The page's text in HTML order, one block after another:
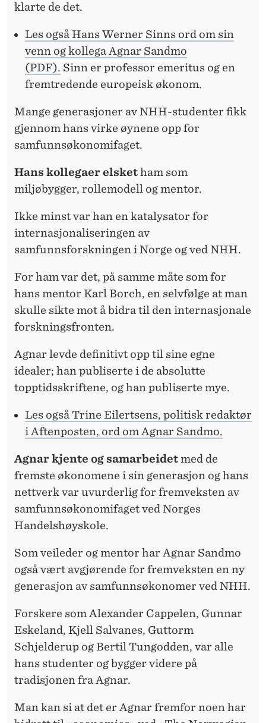
klarte de det.
Les også Hans Werner Sinns ord om sin
venn og kollega Agnar Sandmo
(PDF). Sinn er professor emeritus og en
fremtredende europeisk økonom.
Mange generasjoner av NHH-studenter fikk
gjennom hans virke øynene opp for
samfunnsøkonomifaget.
Hans kollegaer elsketham som
miljøbygger, rollemodell og mentor.
Ikke minst var han en katalysator for
internasjonaliseringen av
samfunnsforskningen i Norge og ved NHH.
For ham var det, på samme måte som for
hans mentor Karl Borch, en selvfølge at man
skulle sikte mot å bidra til den internasjonale
forskningsfronten.
Agnar levde definitivt opp til sine egne
idealer; han publiserte i de absolutte
topptidsskriftene, og han publiserte mye.
Les også Trine Eilertsens, politisk redaktør
i Aftenposten, ord om Agnar Sandmo.
Agnar kjente og samarbeidetmed de
fremste økonomene i sin generasjon og hans
nettverk var uvurderlig for fremveksten av
samfunnsøkonomifaget ved Norges
Handelshøyskole.
Som veileder og mentor har Agnar Sandmo
også vært avgjørende for fremveksten en ny
generasjon av samfunnsøkonomer ved NHH.
Forskere som Alexander Cappelen, Gunnar
Eskeland, Kjell Salvanes, Guttorm
Schjelderup og Bertil Tungodden, var alle
hans studenter og bygger videre på
tradisjonen fra Agnar.
Man kan si at det er Agnar fremfor noen har